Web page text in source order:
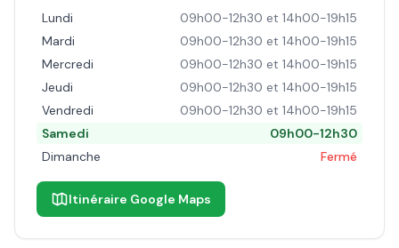
Lundi
09h00-12h30 et 14h00-19h15
Mardi
09h00-12h30 et 14h00-19h15
Mercredi
09h00-12h30 et 14h00-19h15
Jeudi
09h00-12h30 et 14h00-19h15
Vendredi
09h00-12h30 et 14h00-19h15
Samedi
09h00-12h30
Dimanche
Fermé
Itinéraire Google Maps